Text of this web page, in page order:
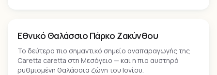
Φυσικό Πάρκο
Εθνικό Θαλάσσιο Πάρκο Ζακύνθου
Το δεύτερο πιο σημαντικό σημείο αναπαραγωγής της
Caretta caretta στη Μεσόγειο — και η πιο αυστηρά
ρυθμισμένη θαλάσσια ζώνη του Ιονίου.